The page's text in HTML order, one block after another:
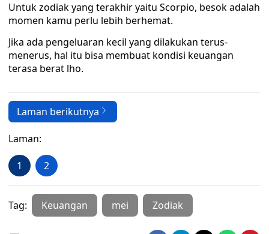
Untuk zodiak yang terakhir yaitu Scorpio, besok adalah
momen kamu perlu lebih berhemat.
Jika ada pengeluaran kecil yang dilakukan terus-
menerus, hal itu bisa membuat kondisi keuangan
terasa berat lho.
Laman berikutnya
Laman:
1 2
Tag: Keuangan mei Zodiak